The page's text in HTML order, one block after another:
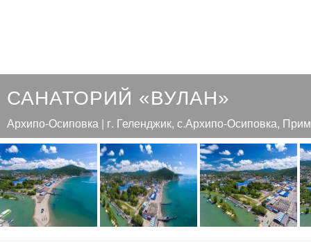
САНАТОРИЙ «ВУЛАН»
Архипо-Осиповка | г. Геленджик, с.Архипо-Осиповка,